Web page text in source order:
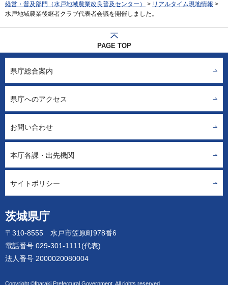
経営・普及部門（水戸地域農業改良普及センター）
> リアルタイム現地情報 >
水戸地域農業後継者クラブ代表者会議を開催しました。
PAGE TOP
茨城県庁
〒310-8555 水戸市笠原町978番6
電話番号 029-301-1111(代表)
法人番号 2000020080004
Copyright ©Ibaraki Prefectural Government. All rights reserved.
県庁総合案内
県庁へのアクセス
お問い合わせ
本庁各課・出先機関
サイトポリシー